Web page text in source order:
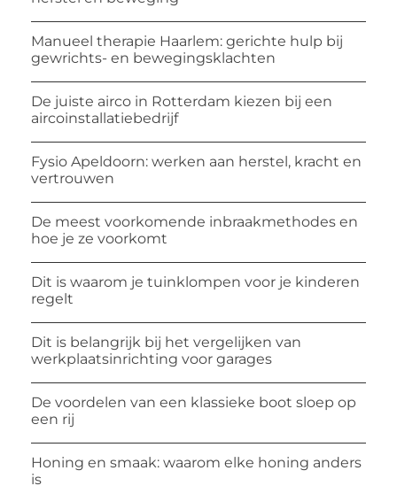
Manueel therapie Haarlem: gerichte hulp bij
gewrichts- en bewegingsklachten
De juiste airco in Rotterdam kiezen bij een
aircoinstallatiebedrijf
Fysio Apeldoorn: werken aan herstel, kracht en
vertrouwen
De meest voorkomende inbraakmethodes en
hoe je ze voorkomt
Dit is waarom je tuinklompen voor je kinderen
regelt
Dit is belangrijk bij het vergelijken van
werkplaatsinrichting voor garages
De voordelen van een klassieke boot sloep op
een rij
Honing en smaak: waarom elke honing anders
is